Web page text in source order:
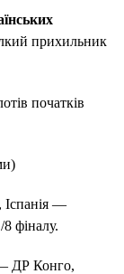
прихильник
початків
—
фіналу.
ДР Конго,